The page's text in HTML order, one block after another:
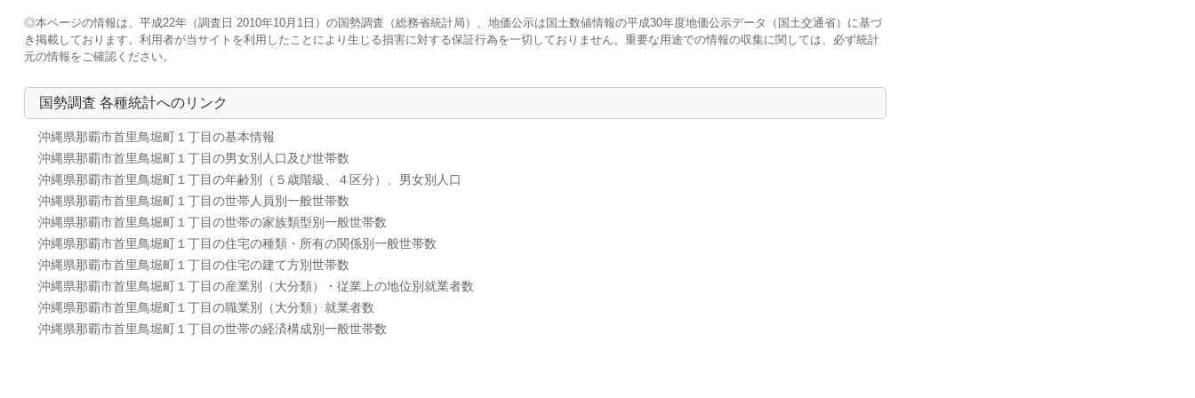
◎本ページの情報は、平成22年（調査日 2010年10月1日）の国勢調査（総務省統計局）、地価公示は国土数値情報の平成30年度地価公示データ（国土交通省）に基づ
き掲載しております。利用者が当サイトを利用したことにより生じる損害に対する保証行為を一切しておりません。重要な用途での情報の収集に関しては、必ず統計
元の情報をご確認ください。
国勢調査 各種統計へのリンク
沖縄県那覇市首里鳥堀町１丁目の基本情報
沖縄県那覇市首里鳥堀町１丁目の男女別人口及び世帯数
沖縄県那覇市首里鳥堀町１丁目の年齢別（５歳階級、４区分）、男女別人口
沖縄県那覇市首里鳥堀町１丁目の世帯人員別一般世帯数
沖縄県那覇市首里鳥堀町１丁目の世帯の家族類型別一般世帯数
沖縄県那覇市首里鳥堀町１丁目の住宅の種類・所有の関係別一般世帯数
沖縄県那覇市首里鳥堀町１丁目の住宅の建て方別世帯数
沖縄県那覇市首里鳥堀町１丁目の産業別（大分類）・従業上の地位別就業者数
沖縄県那覇市首里鳥堀町１丁目の職業別（大分類）就業者数
沖縄県那覇市首里鳥堀町１丁目の世帯の経済構成別一般世帯数